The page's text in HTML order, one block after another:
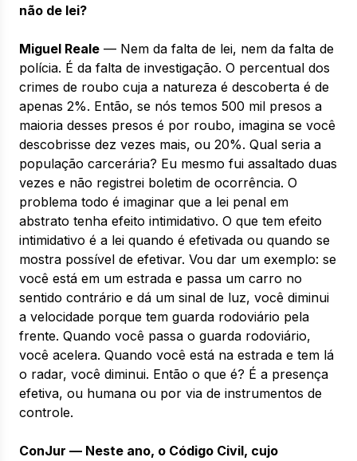
não de lei?
Miguel Reale — Nem da falta de lei, nem da falta de
polícia. É da falta de investigação. O percentual dos
crimes de roubo cuja a natureza é descoberta é de
apenas 2%. Então, se nós temos 500 mil presos a
maioria desses presos é por roubo, imagina se você
descobrisse dez vezes mais, ou 20%. Qual seria a
população carcerária? Eu mesmo fui assaltado duas
vezes e não registrei boletim de ocorrência. O
problema todo é imaginar que a lei penal em
abstrato tenha efeito intimidativo. O que tem efeito
intimidativo é a lei quando é efetivada ou quando se
mostra possível de efetivar. Vou dar um exemplo: se
você está em um estrada e passa um carro no
sentido contrário e dá um sinal de luz, você diminui
a velocidade porque tem guarda rodoviário pela
frente. Quando você passa o guarda rodoviário,
você acelera. Quando você está na estrada e tem lá
o radar, você diminui. Então o que é? É a presença
efetiva, ou humana ou por via de instrumentos de
controle.
ConJur — Neste ano, o Código Civil, cujo